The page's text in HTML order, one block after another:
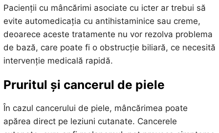
Pacienții cu mâncărimi asociate cu icter ar trebui să
evite automedicația cu antihistaminice sau creme,
deoarece aceste tratamente nu vor rezolva problema
de bază, care poate fi o obstrucție biliară, ce necesită
intervenție medicală rapidă.
Pruritul și cancerul de piele
În cazul cancerului de piele, mâncărimea poate
apărea direct pe leziuni cutanate. Cancerele